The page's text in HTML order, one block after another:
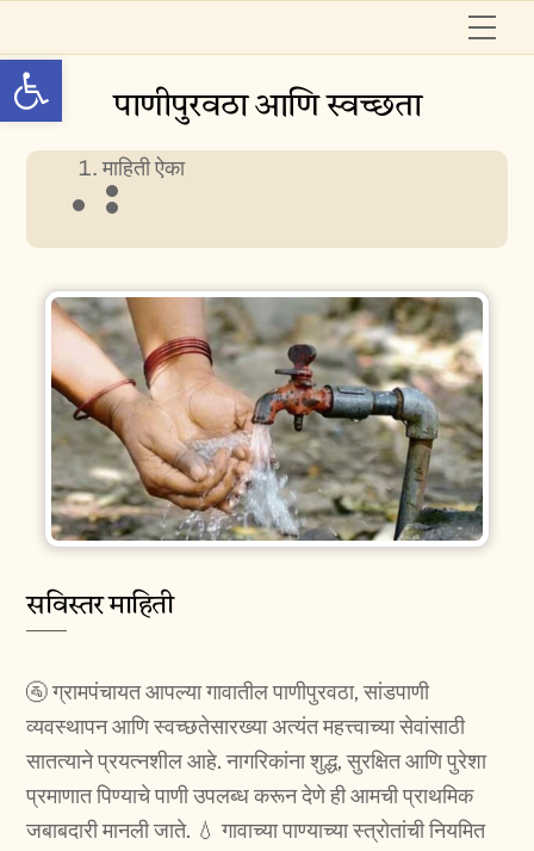
Open toolbar
to
content
पाणीपुरवठा आणि स्वच्छता
माहिती ऐका
सविस्तर माहिती
🚰 ग्रामपंचायत आपल्या गावातील पाणीपुरवठा, सांडपाणी
व्यवस्थापन आणि स्वच्छतेसारख्या अत्यंत महत्त्वाच्या सेवांसाठी
सातत्याने प्रयत्नशील आहे. नागरिकांना शुद्ध, सुरक्षित आणि पुरेशा
प्रमाणात पिण्याचे पाणी उपलब्ध करून देणे ही आमची प्राथमिक
जबाबदारी मानली जाते. 💧 गावाच्या पाण्याच्या स्त्रोतांची नियमित